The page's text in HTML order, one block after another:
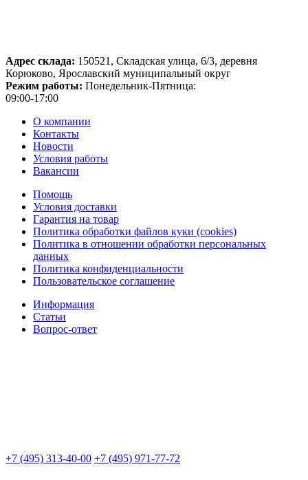
Адрес склада: 150521, Складская улица, 6/3, деревня
Корюково, Ярославский муниципальный округ
Режим работы: Понедельник-Пятница:
09:00-17:00
О компании
Контакты
Новости
Условия работы
Вакансии
Помощь
Условия доставки
Гарантия на товар
Политика обработки файлов куки (cookies)
Политика в отношении обработки персональных
данных
Политика конфиденциальности
Пользовательское соглашение
Информация
Статьи
Вопрос-ответ
+7 (495) 313-40-00 +7 (495) 971-77-72